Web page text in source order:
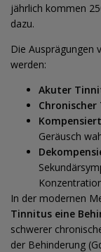
jährlich kommen
dazu.
Die Ausprägungen
werden:
Akuter
Geräusch
In der modernen
Tinnitus eine
schwerer
der Behinderung